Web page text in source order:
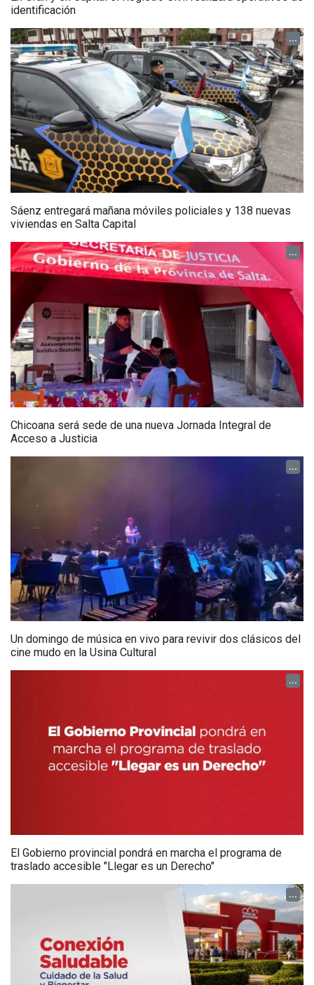
identificación
...
Sáenz entregará mañana móviles policiales y 138 nuevas
viviendas en Salta Capital
...
Chicoana será sede de una nueva Jornada Integral de
Acceso a Justicia
...
Un domingo de música en vivo para revivir dos clásicos del
cine mudo en la Usina Cultural
...
El Gobierno provincial pondrá en marcha el programa de
traslado accesible "Llegar es un Derecho"
...